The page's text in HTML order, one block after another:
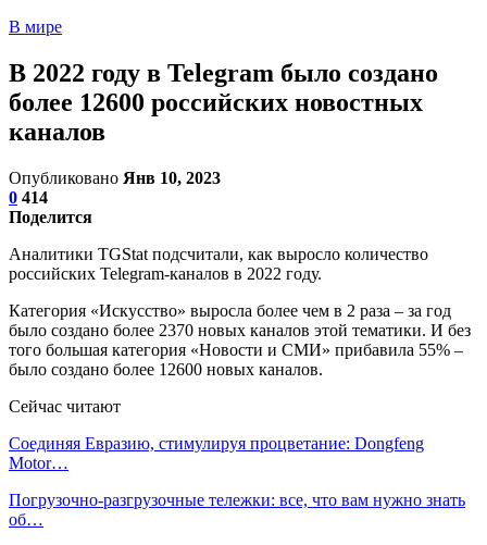
В мире
В 2022 году в Telegram было создано
более 12600 российских новостных
каналов
Опубликовано Янв 10, 2023
0 414
Поделится
Аналитики TGStat подсчитали, как выросло количество
российских Telegram-каналов в 2022 году.
Категория «Искусство» выросла более чем в 2 раза – за год
было создано более 2370 новых каналов этой тематики. И без
того большая категория «Новости и СМИ» прибавила 55% –
было создано более 12600 новых каналов.
Сейчас читают
Соединяя Евразию, стимулируя процветание: Dongfeng
Motor…
Погрузочно-разгрузочные тележки: все, что вам нужно знать
об…